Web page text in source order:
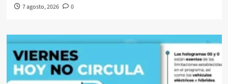
7 agosto, 2026 0